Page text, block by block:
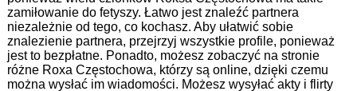
zamiłowanie do fetyszy. Łatwo jest znaleźć partnera
niezależnie od tego, co kochasz. Aby ułatwić sobie
znalezienie partnera, przejrzyj wszystkie profile, ponieważ
jest to bezpłatne. Ponadto, możesz zobaczyć na stronie
różne Roxa Częstochowa, którzy są online, dzięki czemu
można wysłać im wiadomości. Możesz wysyłać akty i flirty